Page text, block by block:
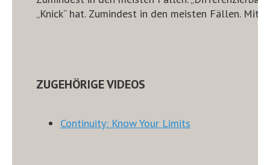
„Knick“ hat. Zumindest in den meisten Fällen. Mit
ZUGEHÖRIGE VIDEOS
Continuity: Know Your Limits